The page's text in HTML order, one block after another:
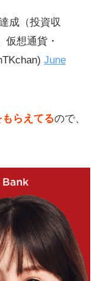
成（投資収
仮想通貨・
June
らえてるので、